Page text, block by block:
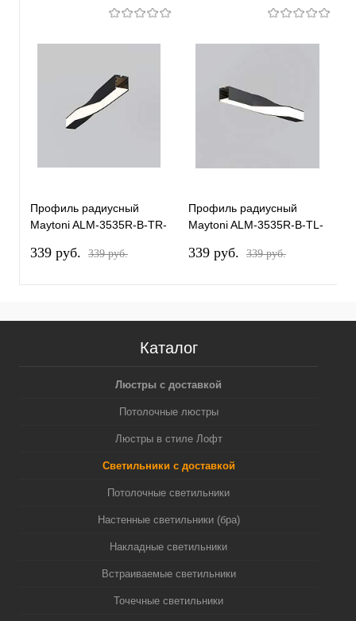
Профиль радиусный
Maytoni ALM-3535R-B-TR-
339 pуб. 339 pуб.
Профиль радиусный
Maytoni ALM-3535R-B-TL-
339 pуб. 339 pуб.
Каталог
Люстры с доставкой
Потолочные люстры
Люстры в стиле Лофт
Светильники с доставкой
Потолочные светильники
Настенные светильники (бра)
Накладные светильники
Встраиваемые светильники
Точечные светильники